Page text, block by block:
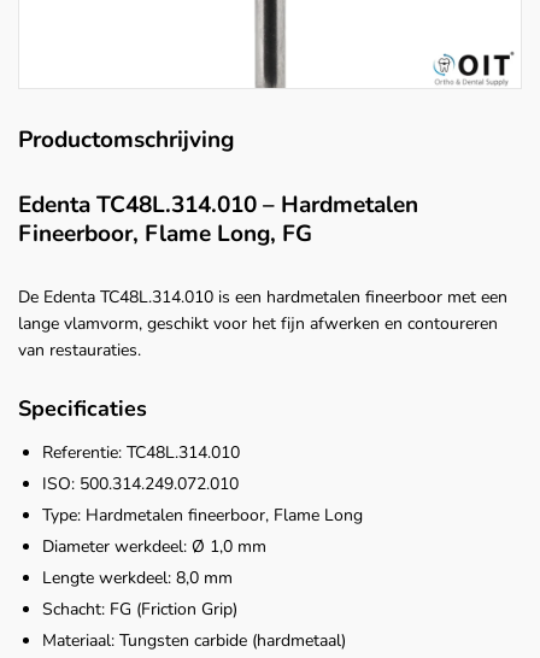
Productomschrijving
Edenta TC48L.314.010 – Hardmetalen
Fineerboor, Flame Long, FG
De Edenta TC48L.314.010 is een hardmetalen fineerboor met een
lange vlamvorm, geschikt voor het fijn afwerken en contoureren
van restauraties.
Specificaties
Referentie: TC48L.314.010
ISO: 500.314.249.072.010
Type: Hardmetalen fineerboor, Flame Long
Diameter werkdeel: Ø 1,0 mm
Lengte werkdeel: 8,0 mm
Schacht: FG (Friction Grip)
Materiaal: Tungsten carbide (hardmetaal)